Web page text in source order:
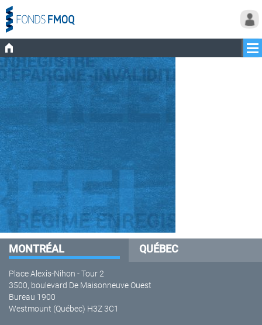
MONTRÉAL QUÉBEC
Place Alexis-Nihon - Tour 2
3500, boulevard De Maisonneuve Ouest
Bureau 1900
Westmount (Québec) H3Z 3C1